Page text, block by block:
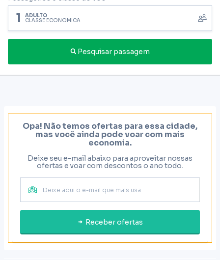
1 ADULTO
CLASSE ECONÔMICA
Pesquisar passagem
Opa! Não temos ofertas para essa cidade,
mas você ainda pode voar com mais
economia.
Deixe seu e-mail abaixo para aproveitar nossas
ofertas e voar com descontos o ano todo.
Receber ofertas